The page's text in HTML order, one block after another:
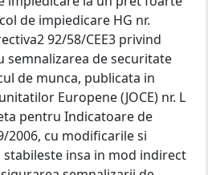
de impiedicare HG nr.
92/58/CEE3 privind
de securitate
de munca, publicata in
Europene (JOCE) nr. L
pentru Indicatoare de
2006, cu modificarile si
insa in mod indirect